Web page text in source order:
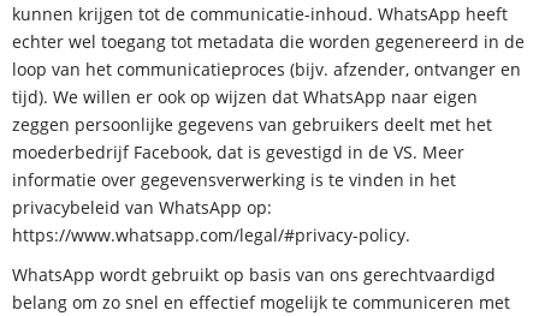
kunnen krijgen tot de communicatie-inhoud. WhatsApp heeft
echter wel toegang tot metadata die worden gegenereerd in de
loop van het communicatieproces (bijv. afzender, ontvanger en
tijd). We willen er ook op wijzen dat WhatsApp naar eigen
zeggen persoonlijke gegevens van gebruikers deelt met het
moederbedrijf Facebook, dat is gevestigd in de VS. Meer
informatie over gegevensverwerking is te vinden in het
privacybeleid van WhatsApp op:
https://www.whatsapp.com/legal/#privacy-policy.
WhatsApp wordt gebruikt op basis van ons gerechtvaardigd
belang om zo snel en effectief mogelijk te communiceren met